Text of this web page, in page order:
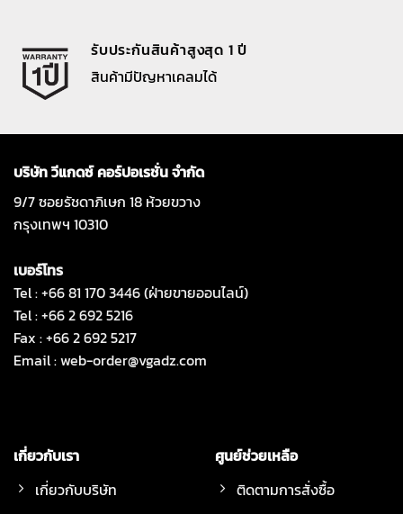
รับประกันสินค้าสูงสุด 1 ปี
สินค้ามีปัญหาเคลมได้
บริษัท วีแกดซ์ คอร์ปอเรชั่น จำกัด
9/7 ซอยรัชดาภิเษก 18 ห้วยขวาง
กรุงเทพฯ 10310
เบอร์โทร
Tel : +66 81 170 3446 (ฝ่ายขายออนไลน์)
Tel : +66 2 692 5216
Fax : +66 2 692 5217
Email :web-order@vgadz.com
เกี่ยวกับเรา
เกี่ยวกับบริษัท
ศูนย์ช่วยเหลือ
ติดตามการสั่งซื้อ